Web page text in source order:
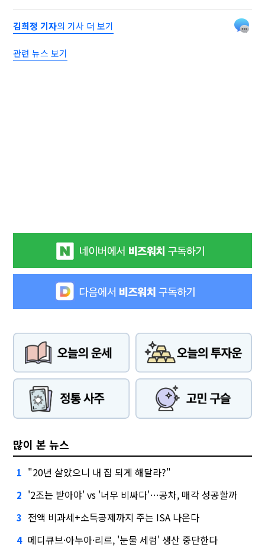
김희정 기자의 기사 더 보기
관련 뉴스 보기
많이 본 뉴스
1 "20년 살았으니 내 집 되게 해달라?"
2 '2조는 받아야' vs '너무 비싸다'…공차, 매각 성공할까
3 전액 비과세+소득공제까지 주는 ISA 나온다
4 메디큐브·아누아·리르, '눈물 세럼' 생산 중단한다